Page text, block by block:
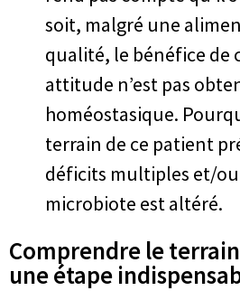
soit, malgré une
qualité, le bénéfice de
attitude n’est pas
homéostasique.
terrain de ce patient
déficits multiples et/
microbiote est altéré.
Comprendre le
une étape